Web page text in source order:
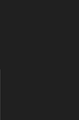
司会员和客户持有的
的买持仓量和看跌期
买持仓量和看涨期权
期权品种的持仓限
并计算。七、组合策
略保证金优惠。八、
取标准为0.5元/手，焦
标准与期权交易手续
期保值交易手续费收
取申报费，按日收